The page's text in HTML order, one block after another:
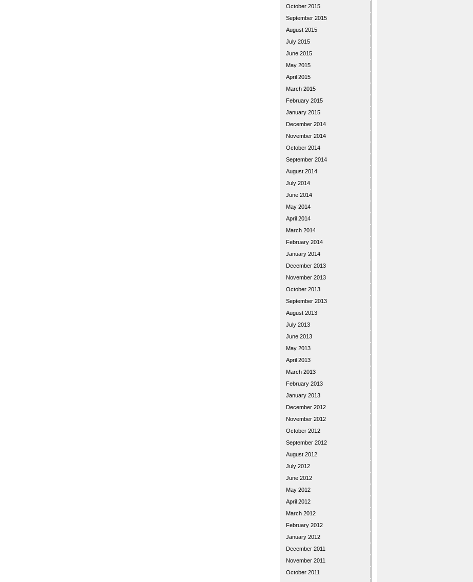
October 2015
September 2015
August 2015
July 2015
June 2015
May 2015
April 2015
March 2015
February 2015
January 2015
December 2014
November 2014
October 2014
September 2014
August 2014
July 2014
June 2014
May 2014
April 2014
March 2014
February 2014
January 2014
December 2013
November 2013
October 2013
September 2013
August 2013
July 2013
June 2013
May 2013
April 2013
March 2013
February 2013
January 2013
December 2012
November 2012
October 2012
September 2012
August 2012
July 2012
June 2012
May 2012
April 2012
March 2012
February 2012
January 2012
December 2011
November 2011
October 2011